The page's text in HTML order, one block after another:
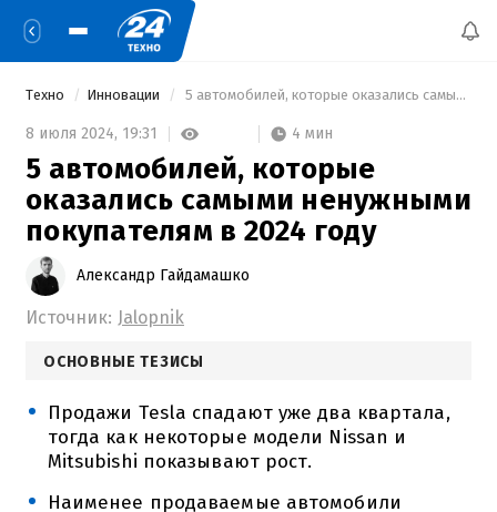
Техно Инновации 5 автомобилей, которые оказались самыми ненужными покупателям в 2024 году
8 июля 2024, 19:31 4 мин
5 автомобилей, которые
оказались самыми ненужными
покупателям в 2024 году
Александр Гайдамашко
Источник: Jalopnik
ОСНОВНЫЕ ТЕЗИСЫ
Продажи Tesla спадают уже два квартала,
тогда как некоторые модели Nissan и
Mitsubishi показывают рост.
Наименее продаваемые автомобили